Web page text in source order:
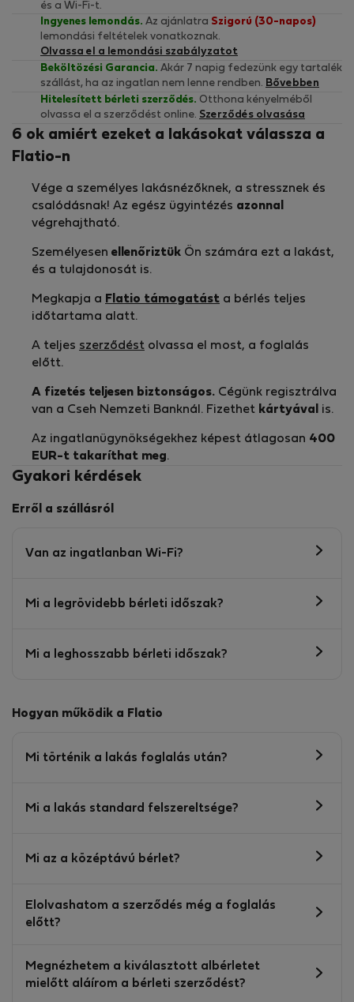
és a Wi-Fi-t.
Ingyenes lemondás. Az ajánlatra Szigorú (30-napos)
lemondási feltételek vonatkoznak.
Olvassa el a lemondási szabályzatot
Beköltözési Garancia. Akár 7 napig fedezünk egy tartalék
szállást, ha az ingatlan nem lenne rendben. Bővebben
Hitelesített bérleti szerződés. Otthona kényelméből
olvassa el a szerződést online. Szerződés olvasása
6 ok amiért ezeket a lakásokat válassza a
Flatio-n
Vége a személyes lakásnézőknek, a stressznek és
csalódásnak! Az egész ügyintézés azonnal
végrehajtható.
Személyesen ellenőriztük Ön számára ezt a lakást,
és a tulajdonosát is.
Megkapja a Flatio támogatást a bérlés teljes
időtartama alatt.
A teljes szerződést olvassa el most, a foglalás
előtt.
A fizetés teljesen biztonságos. Cégünk regisztrálva
van a Cseh Nemzeti Banknál. Fizethet kártyával is.
Az ingatlanügynökségekhez képest átlagosan 400
EUR-t takaríthat meg.
Gyakori kérdések
Erről a szállásról
Van az ingatlanban Wi-Fi?
Mi a legrövidebb bérleti időszak?
Mi a leghosszabb bérleti időszak?
Hogyan működik a Flatio
Mi történik a lakás foglalás után?
Mi a lakás standard felszereltsége?
Mi az a középtávú bérlet?
Elolvashatom a szerződés még a foglalás
előtt?
Megnézhetem a kiválasztott albérletet
mielőtt aláírom a bérleti szerződést?